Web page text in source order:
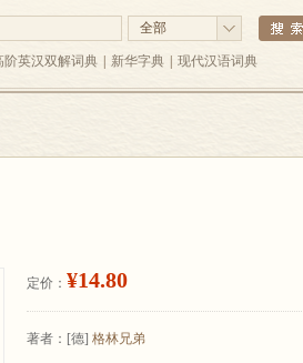
全部
阶英汉双解词典 新华字典 现代汉语词典
定价： ¥14.80
著者： [德] 格林兄弟